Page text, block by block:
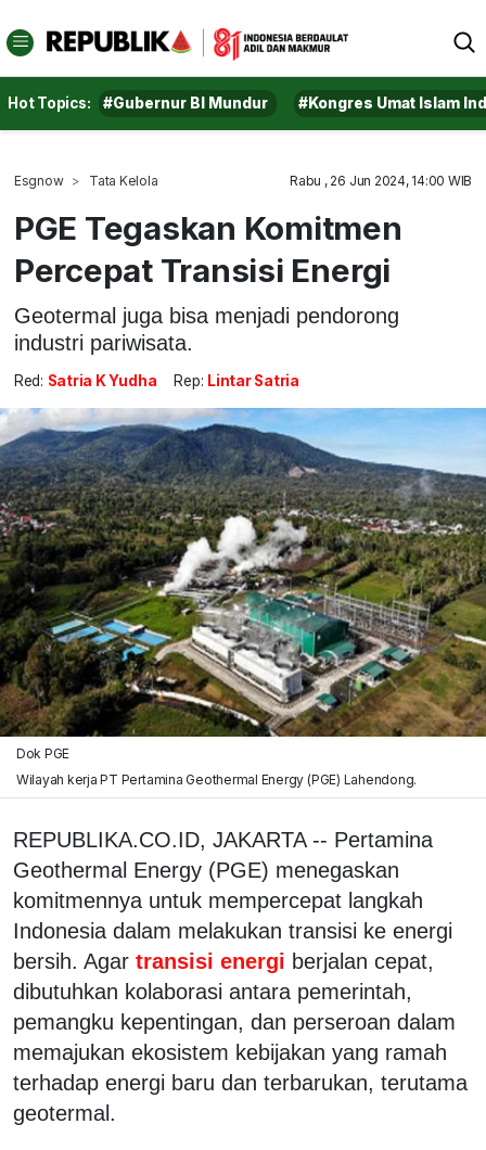
Hot Topics: #Gubernur BI Mundur #Kongres Umat Islam
Esgnow Tata Kelola Rabu , 26 Jun 2024, 14:00 WIB
PGE Tegaskan Komitmen
Percepat Transisi Energi
Geotermal juga bisa menjadi pendorong
industri pariwisata.
Red: Satria K Yudha Rep: Lintar Satria
Dok PGE
Wilayah kerja PT Pertamina Geothermal Energy (PGE) Lahendong.
REPUBLIKA.CO.ID, JAKARTA -- Pertamina
Geothermal Energy (PGE) menegaskan
komitmennya untuk mempercepat langkah
Indonesia dalam melakukan transisi ke energi
bersih. Agar transisi energi berjalan cepat,
dibutuhkan kolaborasi antara pemerintah,
pemangku kepentingan, dan perseroan dalam
memajukan ekosistem kebijakan yang ramah
terhadap energi baru dan terbarukan, terutama
geotermal.